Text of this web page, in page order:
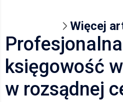
Więcej
Profesjonalna
księgowość
w rozsądnej